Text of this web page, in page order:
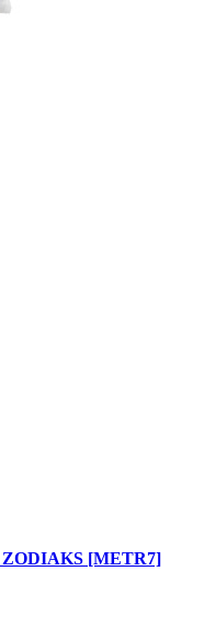
ZODIAKS [METR7]